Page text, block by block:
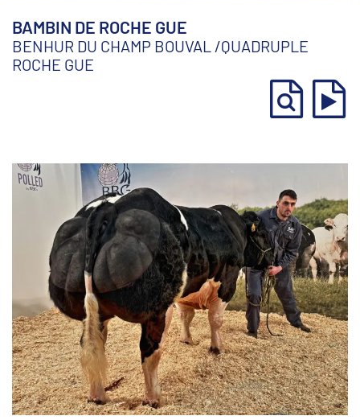
BAMBIN DE ROCHE GUE
BENHUR DU CHAMP BOUVAL /QUADRUPLE
ROCHE GUE